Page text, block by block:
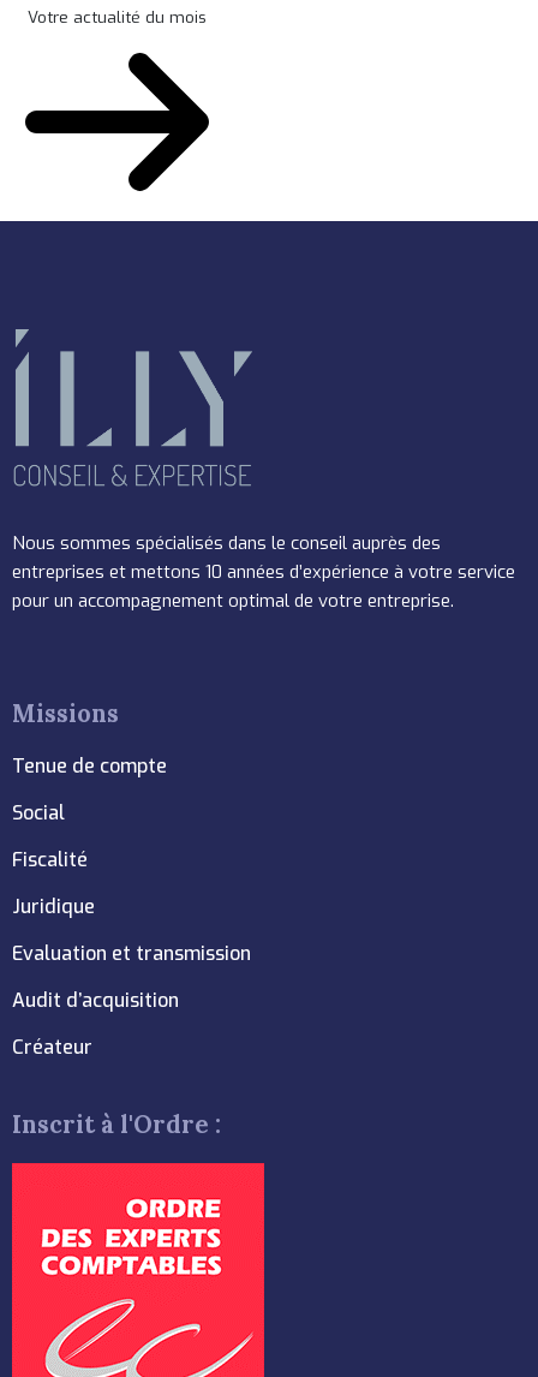
Votre actualité du mois
Nous sommes spécialisés dans le conseil auprès des
entreprises et mettons 10 années d’expérience à votre service
pour un accompagnement optimal de votre entreprise.
Missions
Tenue de compte
Social
Fiscalité
Juridique
Evaluation et transmission
Audit d’acquisition
Créateur
Inscrit à l'Ordre :